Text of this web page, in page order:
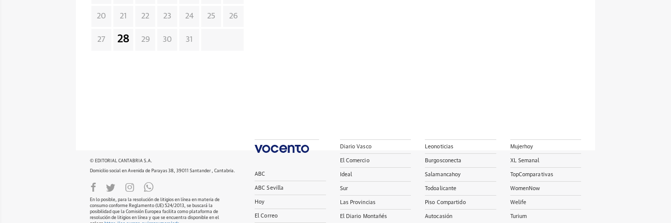
20 21 22 23 24 25 26
27 28 29 30 31
© EDITORIAL CANTABRIA S.A.
Domicilio social en Avenida de Parayas 38, 39011 Santander , Cantabria.
En lo posible, para la resolución de litigios en línea en materia de
consumo conforme Reglamento (UE) 524/2013, se buscará la
posibilidad que la Comisión Europea facilita como plataforma de
resolución de litigios en línea y que se encuentra disponible en el
ABC
ABC Sevilla
Hoy
El Correo
Diario Vasco
El Comercio
Ideal
Sur
Las Provincias
El Diario Montañés
Leonoticias
Burgosconecta
Salamancahoy
Todoalicante
Piso Compartido
Autocasión
Mujerhoy
XL Semanal
TopComparativas
WomenNow
Welife
Turium